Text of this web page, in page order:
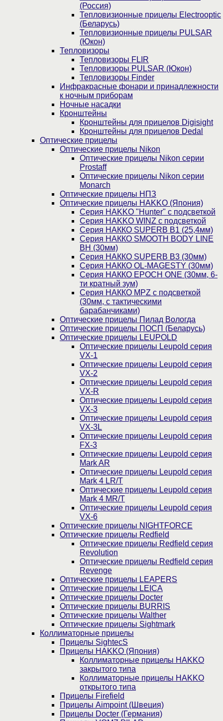
(Россия)
Тепловизионные прицелы Electrooptic
(Беларусь)
Тепловизионные прицелы PULSAR
(Юкон)
Тепловизоры
Тепловизоры FLIR
Тепловизоры PULSAR (Юкон)
Тепловизоры Finder
Инфракрасные фонари и принадлежности
к ночным приборам
Ночные насадки
Кронштейны
Кронштейны для прицелов Digisight
Кронштейны для прицелов Dedal
Оптические прицелы
Оптические прицелы Nikon
Оптические прицелы Nikon серии
Prostaff
Оптические прицелы Nikon серии
Monarch
Оптические прицелы НПЗ
Оптические прицелы HAKKO (Япония)
Cерия HAKKO "Hunter" с подсветкой
Серия НAKKO WINZ с подсветкой
Серия НАККО SUPERB B1 (25,4мм)
Серия НАККО SMOOTH BODY LINE
BH (30мм)
Серия НАККО SUPERB B3 (30мм)
Серия НАККО OL-MAGESTY (30мм)
Серия НАККО EPOCH ONE (30мм, 6-
ти кратный зум)
Серия НАККО MPZ с подсветкой
(30мм, c тактическими
барабанчиками)
Оптические прицелы Пилад Вологда
Оптические прицелы ПОСП (Беларусь)
Оптические прицелы LEUPOLD
Оптические прицелы Leupold серия
VX-1
Оптические прицелы Leupold серия
VX-2
Оптические прицелы Leupold серия
VX-R
Оптические прицелы Leupold серия
VX-3
Оптические прицелы Leupold серия
VX-3L
Оптические прицелы Leupold серия
FX-3
Оптические прицелы Leupold серия
Mark AR
Оптические прицелы Leupold серия
Mark 4 LR/T
Оптические прицелы Leupold серия
Mark 4 MR/T
Оптические прицелы Leupold серия
VX-6
Оптические прицелы NIGHTFORCE
Оптические прицелы Redfield
Оптические прицелы Redfield серия
Revolution
Оптические прицелы Redfield серия
Revenge
Оптические прицелы LEAPERS
Оптические прицелы LEICA
Оптические прицелы Docter
Оптические прицелы BURRIS
Оптические прицелы Walther
Оптические прицелы Sightmark
Коллиматорные прицелы
Прицелы SightecS
Прицелы HAKKO (Япония)
Коллиматорные прицелы HAKKO
закрытого типа
Коллиматорные прицелы HAKKO
открытого типа
Прицелы Firefield
Прицелы Aimpoint (Швеция)
Прицелы Docter (Германия)